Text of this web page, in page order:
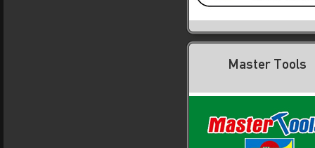
Master Tools